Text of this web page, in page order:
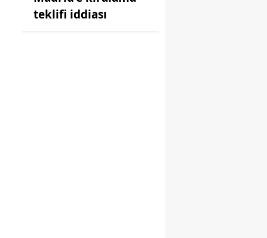
teklifi iddiası